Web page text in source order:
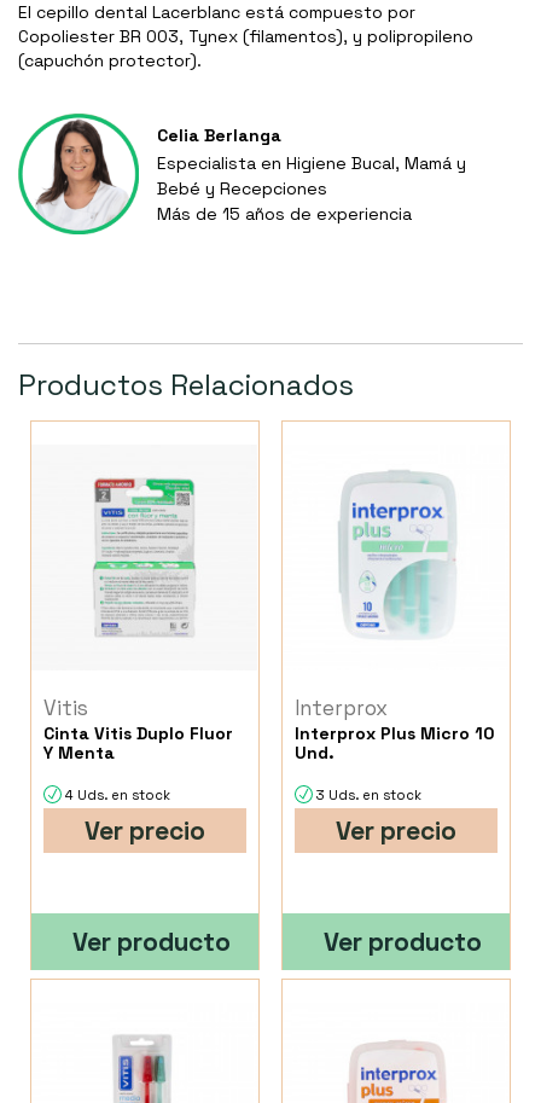
El cepillo dental Lacerblanc está compuesto por
Copoliester BR 003, Tynex (filamentos), y polipropileno
(capuchón protector).
Celia Berlanga
Especialista en Higiene Bucal, Mamá y
Bebé y Recepciones
Más de 15 años de experiencia
Productos Relacionados
Vitis
Cinta Vitis Duplo Fluor
Y Menta
4 Uds. en stock
Ver precio
Ver producto
Interprox
Interprox Plus Micro 10
Und.
3 Uds. en stock
Ver precio
Ver producto